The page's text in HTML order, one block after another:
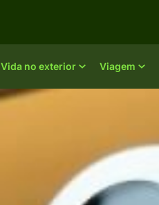
Vida no exterior Viagem